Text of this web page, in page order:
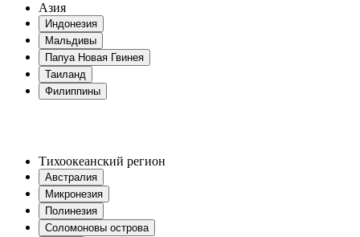
Азия
Индонезия
Мальдивы
Папуа Новая Гвинея
Таиланд
Филиппины
Тихоокеанский регион
Австралия
Микронезия
Полинезия
Соломоновы острова